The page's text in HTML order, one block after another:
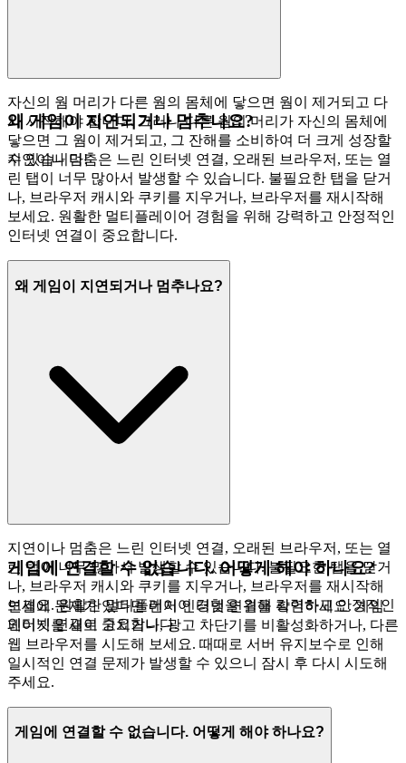
자신의 웜 머리가 다른 웜의 몸체에 닿으면 웜이 제거되고 다
시 시작해야 합니다. 그러나 다른 웜의 머리가 자신의 몸체에
닿으면 그 웜이 제거되고, 그 잔해를 소비하여 더 크게 성장할
수 있습니다!
왜 게임이 지연되거나 멈추나요?
지연이나 멈춤은 느린 인터넷 연결, 오래된 브라우저, 또는 열
린 탭이 너무 많아서 발생할 수 있습니다. 불필요한 탭을 닫거
나, 브라우저 캐시와 쿠키를 지우거나, 브라우저를 재시작해
보세요. 원활한 멀티플레이어 경험을 위해 강력하고 안정적인
인터넷 연결이 중요합니다.
왜 게임이 지연되거나 멈추나요?
지연이나 멈춤은 느린 인터넷 연결, 오래된 브라우저, 또는 열
린 탭이 너무 많아서 발생할 수 있습니다. 불필요한 탭을 닫거
나, 브라우저 캐시와 쿠키를 지우거나, 브라우저를 재시작해
보세요. 원활한 멀티플레이어 경험을 위해 강력하고 안정적인
인터넷 연결이 중요합니다.
게임에 연결할 수 없습니다. 어떻게 해야 하나요?
연결에 문제가 있다면 먼저 인터넷 연결을 확인하세요. 게임
페이지를 새로 고치거나, 광고 차단기를 비활성화하거나, 다른
웹 브라우저를 시도해 보세요. 때때로 서버 유지보수로 인해
일시적인 연결 문제가 발생할 수 있으니 잠시 후 다시 시도해
주세요.
게임에 연결할 수 없습니다. 어떻게 해야 하나요?